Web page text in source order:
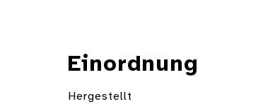
Einordnung
Hergestellt